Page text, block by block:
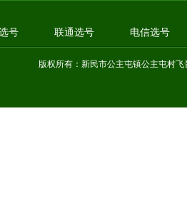
号 联通选号 电信选号
版权所有：新民市公主屯镇公主屯村